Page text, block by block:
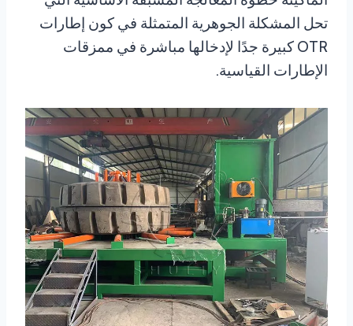
تحل المشكلة الجوهرية المتمثلة في كون إطارات
OTR كبيرة جدًا لإدخالها مباشرة في ممزقات
الإطارات القياسية.